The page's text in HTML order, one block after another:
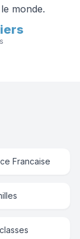
monde.
Francaise